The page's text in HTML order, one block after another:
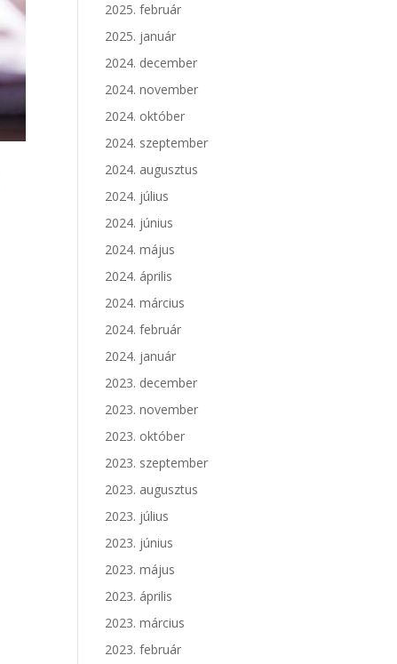
2025. február
2025. január
2024. december
2024. november
2024. október
2024. szeptember
2024. augusztus
2024. július
2024. június
2024. május
2024. április
2024. március
2024. február
2024. január
2023. december
2023. november
2023. október
2023. szeptember
2023. augusztus
2023. július
2023. június
2023. május
2023. április
2023. március
2023. február